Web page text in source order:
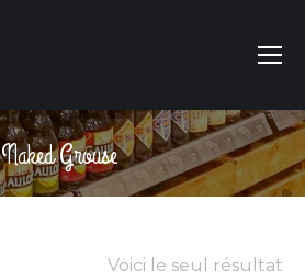
Naked Grouse
Vous êtes ici :
Voici le seul résultat